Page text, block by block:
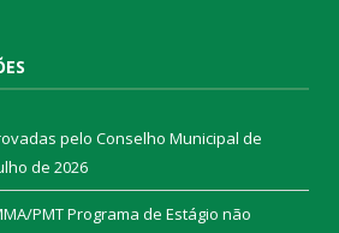
pelo Conselho Municipal de
de 2026
PMT Programa de Estágio não